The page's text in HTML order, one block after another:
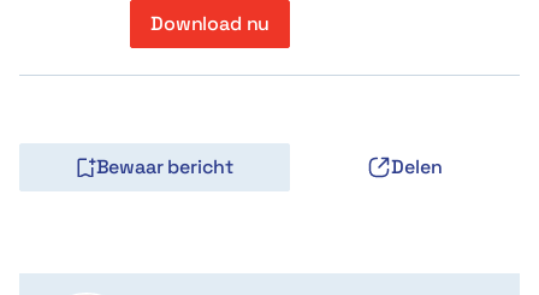
Download nu
Bewaar bericht Delen